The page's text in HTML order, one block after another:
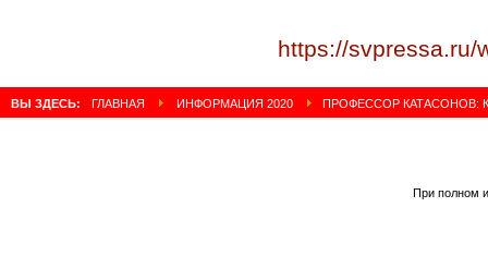
https://svpressa.ru/
ВЫ ЗДЕСЬ: ГЛАВНАЯ ИНФОРМАЦИЯ 2020 ПРОФЕССОР КАТАСОНОВ:
При полном